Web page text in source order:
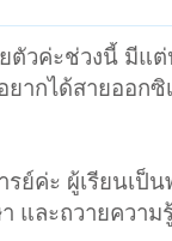
วค่ะช่วงนี้ มีแต่
ากได้สายออก
ย์ค่ะ ผู้เรียนเป็
ละถวายความ